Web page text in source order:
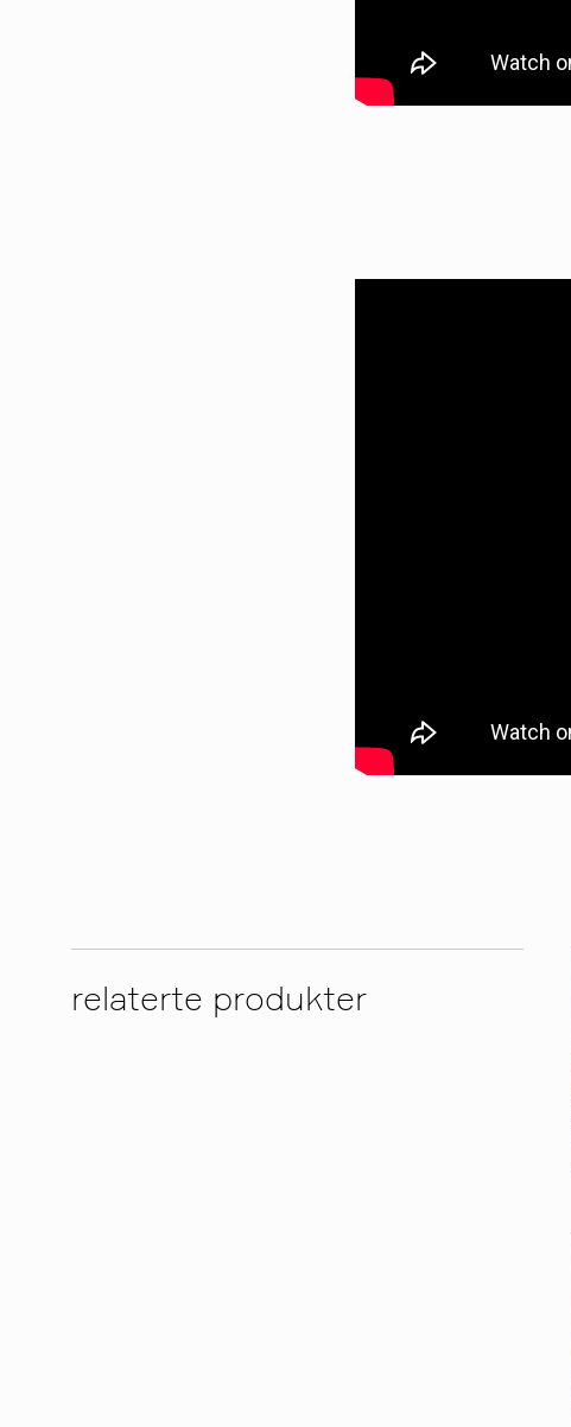
relaterte produkter